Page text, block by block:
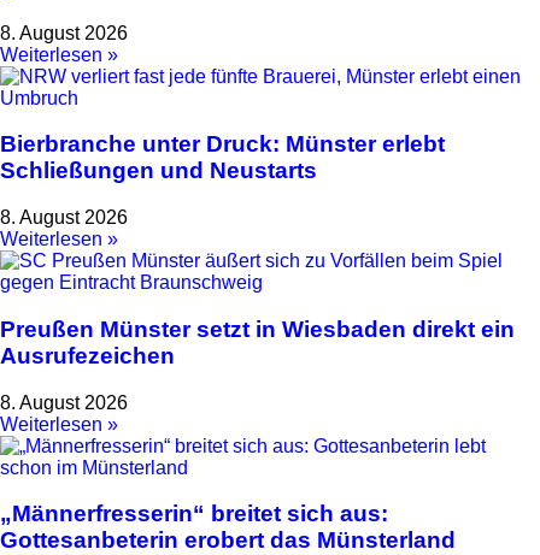
8. August 2026
Weiterlesen »
Bierbranche unter Druck: Münster erlebt
Schließungen und Neustarts
8. August 2026
Weiterlesen »
Preußen Münster setzt in Wiesbaden direkt ein
Ausrufezeichen
8. August 2026
Weiterlesen »
„Männerfresserin“ breitet sich aus:
Gottesanbeterin erobert das Münsterland